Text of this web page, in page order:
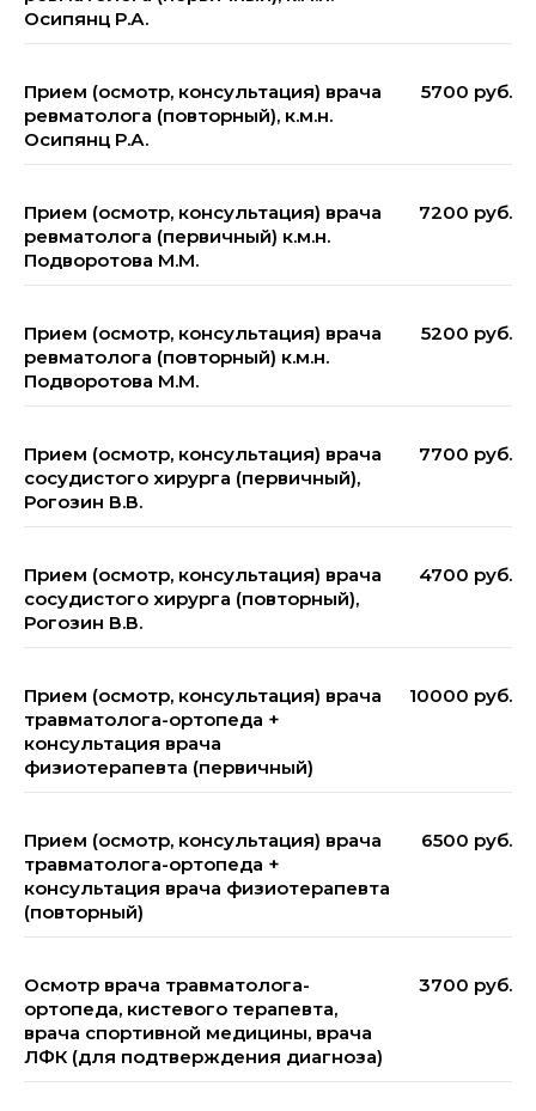
Осипянц Р.А.
Прием (осмотр, консультация) врача
ревматолога (повторный), к.м.н.
Осипянц Р.А.
5700 руб.
Прием (осмотр, консультация) врача
ревматолога (первичный) к.м.н.
Подворотова М.М.
7200 руб.
Прием (осмотр, консультация) врача
ревматолога (повторный) к.м.н.
Подворотова М.М.
5200 руб.
Прием (осмотр, консультация) врача
сосудистого хирурга (первичный),
Рогозин В.В.
7700 руб.
Прием (осмотр, консультация) врача
сосудистого хирурга (повторный),
Рогозин В.В.
4700 руб.
Прием (осмотр, консультация) врача
травматолога-ортопеда +
консультация врача
физиотерапевта (первичный)
10000 руб.
Прием (осмотр, консультация) врача
травматолога-ортопеда +
консультация врача физиотерапевта
(повторный)
6500 руб.
Осмотр врача травматолога-
ортопеда, кистевого терапевта,
врача спортивной медицины, врача
ЛФК (для подтверждения диагноза)
3700 руб.